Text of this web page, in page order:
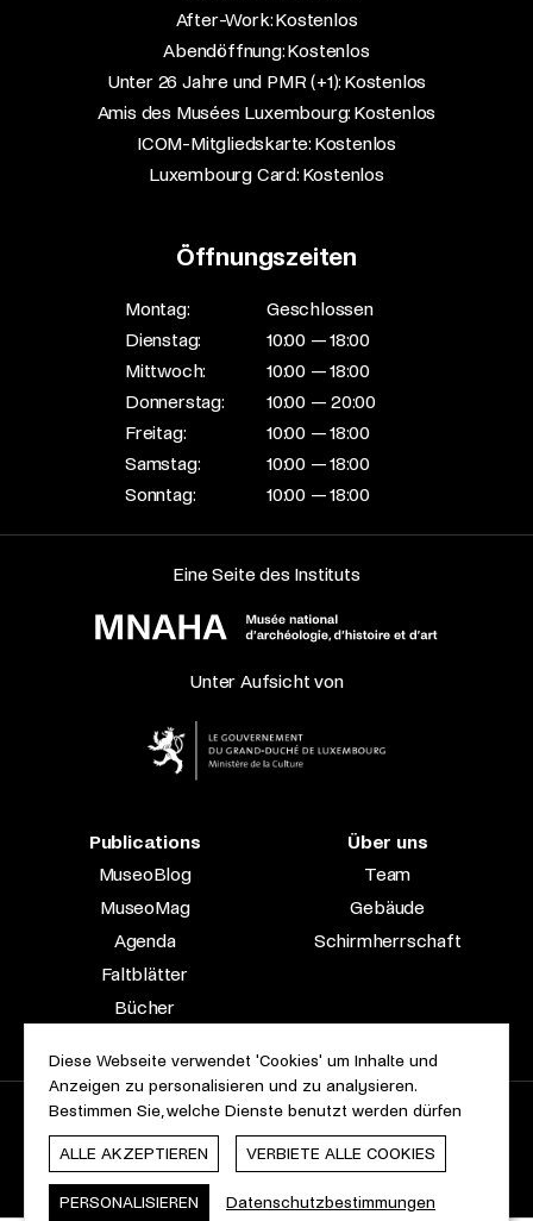
After-Work: Kostenlos​
Abendöffnung: Kostenlos​
Unter 26 Jahre und PMR (+1): Kostenlos​
Amis des Musées Luxembourg: Kostenlos​
ICOM-Mitgliedskarte: Kostenlos​
Luxembourg Card: Kostenlos
Öffnungszeiten
Montag:
Geschlossen
Dienstag:
10:00 — 18:00
Mittwoch:
10:00 — 18:00
Donnerstag:
10:00 — 20:00
Freitag:
10:00 — 18:00
Samstag:
10:00 — 18:00
Sonntag:
10:00 — 18:00
Eine Seite des Instituts
Unter Aufsicht von
Publications
MuseoBlog
MuseoMag
Agenda
Faltblätter
Bücher
Über uns
Team
Gebäude
Schirmherrschaft
2023 © Le Musée national d’archéologie, d’histoire et d’art |
Über diese Seite
Barrierefreiheit
Rechtliche Hinweise
Diese Webseite verwendet 'Cookies' um Inhalte und
Anzeigen zu personalisieren und zu analysieren.
Bestimmen Sie, welche Dienste benutzt werden dürfen
ALLE AKZEPTIEREN VERBIETE ALLE COOKIES
PERSONALISIEREN Datenschutzbestimmungen